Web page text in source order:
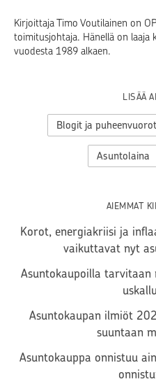
Kirjoittaja Timo Voutilainen on
toimitusjohtaja. Hänellä on laaja
vuodesta 1989 alkaen.
LISÄÄ
Blogit ja puheenvuorot
Asuntolaina
AIEMMAT
Korot, energiakriisi ja
vaikuttavat nyt
Asuntokaupoilla
Asuntokaupan ilmiöt
suuntaan
Asuntokauppa onnistuu